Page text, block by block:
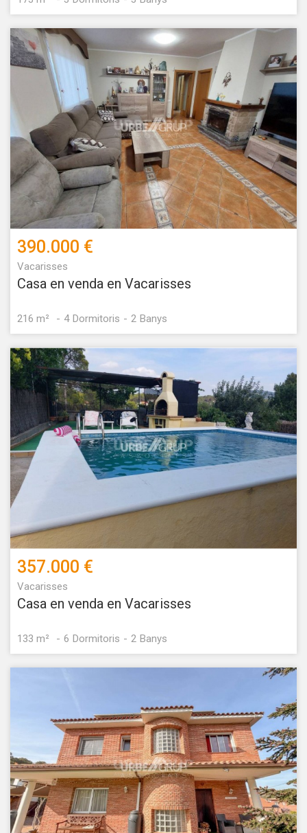
390.000 €
Vacarisses
Casa en venda en Vacarisses
216 m² 4 Dormitoris 2 Banys
357.000 €
Vacarisses
Casa en venda en Vacarisses
133 m² 6 Dormitoris 2 Banys